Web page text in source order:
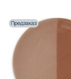
Предзаказ